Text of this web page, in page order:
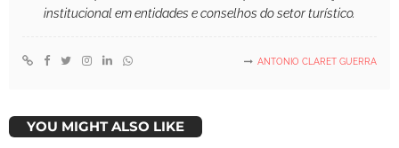
institucional em entidades e conselhos do setor turístico.
ANTONIO CLARET GUERRA
YOU MIGHT ALSO LIKE